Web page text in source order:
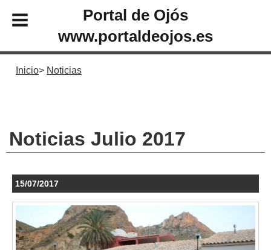
Portal de Ojós
www.portaldeojos.es
Inicio Noticias
Noticias Julio 2017
15/07/2017